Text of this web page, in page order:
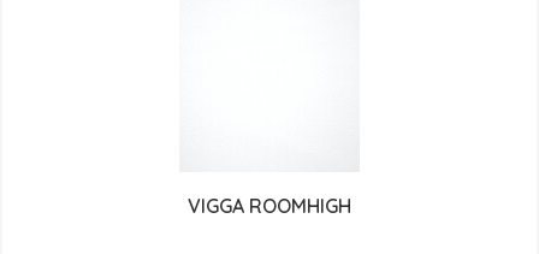
VIGGA ROOMHIGH